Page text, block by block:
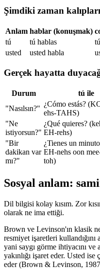
Şimdiki zaman
Anlam hablar (konuşmak)
tú
tú hablas
usted
usted habla
Gerçek hayatta
Durum tú ile
"Nasılsın?"
¿Cómo estás?
ehs-TAHS)
"Ne
istiyorsun?"
¿Qué quieres?
EH-rehs)
"Bir
dakikan var
mı?"
¿Tienes un
EH-nehs oon
toh)
Sosyal anlam:
Dil bilgisi kolay kısım. Zor
olarak ne ima ettiği.
Brown ve Levinson'ın klasik
resmiyet işaretleri
yani saygı görme ihtiyacını
yakınlığı işaret eder. Usted
eder (Brown & Levinson,